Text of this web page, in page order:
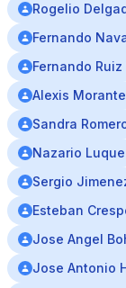
Rogelio
Fernando
Fernando Ruiz
Alexis Morante
Sandra
Nazario Luque
Sergio
Esteban
Jose Angel
Jose Antonio